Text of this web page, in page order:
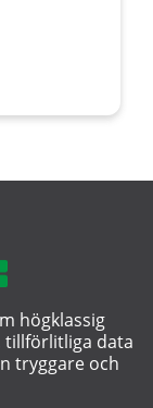
högklassig
tillförlitliga data
tryggare och